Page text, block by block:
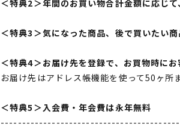
＜特典2＞年間のお買い物合計金額に応じ
＜特典3＞気になった商品、後で買いたい
＜特典4＞お届け先を登録で、お買物時にお
お届け先はアドレス帳機能を使って50ヶ所
＜特典5＞入会費・年会費は永年無料